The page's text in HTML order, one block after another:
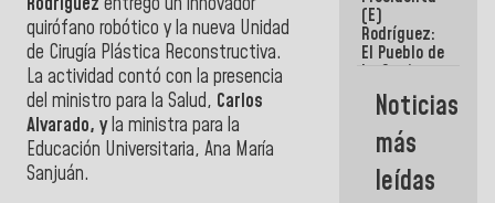
quirófano robótico y la nueva Unidad
de Cirugía Plástica Reconstructiva.
La actividad contó con la presencia
del ministro para la Salud, Carlos
Alvarado, yla ministra para la
Educación Universitaria, Ana María
Sanjuán.
Guaira
(E)
Rodríguez:
El Pueblo de
La Guaira
siempre
estará
acompañada
por el
Gobierno
Nacional
Noticias
más
leídas